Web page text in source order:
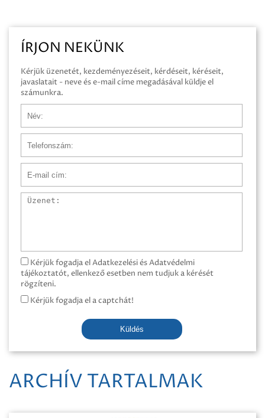
ÍRJON NEKÜNK
Kérjük üzenetét, kezdeményezéseit, kérdéseit, kéréseit,
javaslatait - neve és e-mail címe megadásával küldje el
számunkra.
Üzenet
Kérjük fogadja el Adatkezelési és Adatvédelmi
tájékoztatót, ellenkező esetben nem tudjuk a kérését
rögzíteni.
Kérjük fogadja el a captchát!
Küldés
ARCHÍV TARTALMAK